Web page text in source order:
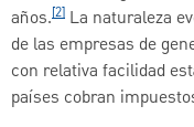
años.[2] La naturaleza
de las empresas de
con relativa facilidad
países cobran